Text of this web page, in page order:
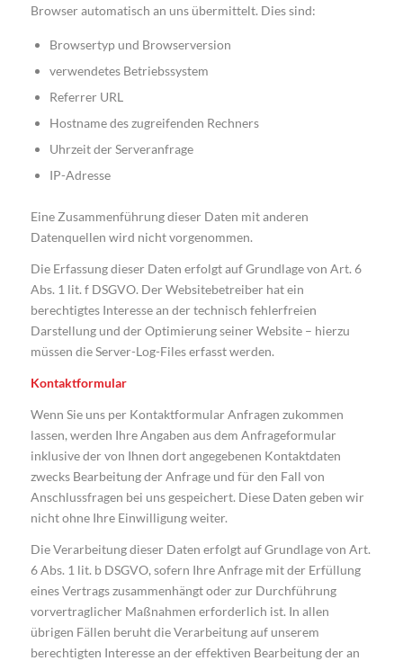
Browser automatisch an uns übermittelt. Dies sind:
Browsertyp und Browserversion
verwendetes Betriebssystem
Referrer URL
Hostname des zugreifenden Rechners
Uhrzeit der Serveranfrage
IP-Adresse
Eine Zusammenführung dieser Daten mit anderen
Datenquellen wird nicht vorgenommen.
Die Erfassung dieser Daten erfolgt auf Grundlage von Art. 6
Abs. 1 lit. f DSGVO. Der Websitebetreiber hat ein
berechtigtes Interesse an der technisch fehlerfreien
Darstellung und der Optimierung seiner Website – hierzu
müssen die Server-Log-Files erfasst werden.
Kontaktformular
Wenn Sie uns per Kontaktformular Anfragen zukommen
lassen, werden Ihre Angaben aus dem Anfrageformular
inklusive der von Ihnen dort angegebenen Kontaktdaten
zwecks Bearbeitung der Anfrage und für den Fall von
Anschlussfragen bei uns gespeichert. Diese Daten geben wir
nicht ohne Ihre Einwilligung weiter.
Die Verarbeitung dieser Daten erfolgt auf Grundlage von Art.
6 Abs. 1 lit. b DSGVO, sofern Ihre Anfrage mit der Erfüllung
eines Vertrags zusammenhängt oder zur Durchführung
vorvertraglicher Maßnahmen erforderlich ist. In allen
übrigen Fällen beruht die Verarbeitung auf unserem
berechtigten Interesse an der effektiven Bearbeitung der an